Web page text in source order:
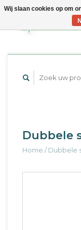
Dubbele
Home /Dubbele
Wij slaan cookies op om